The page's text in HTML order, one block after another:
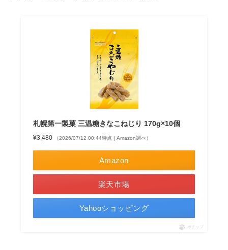
札幌第一製菓 三温糖きなこねじり 170g×10個
¥3,480 （2026/07/12 00:44時点 | Amazon調べ）
Amazon
楽天市場
Yahooショッピング
ポチップ